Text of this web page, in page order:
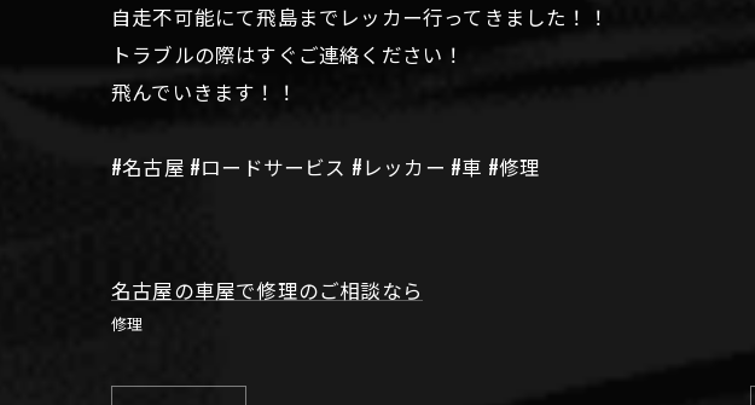
自走不可能にて飛島までレッカー行ってきました！！
トラブルの際はすぐご連絡ください！
飛んでいきます！！
#名古屋 #ロードサービス #レッカー #車 #修理
名古屋の車屋で修理のご相談なら
修理